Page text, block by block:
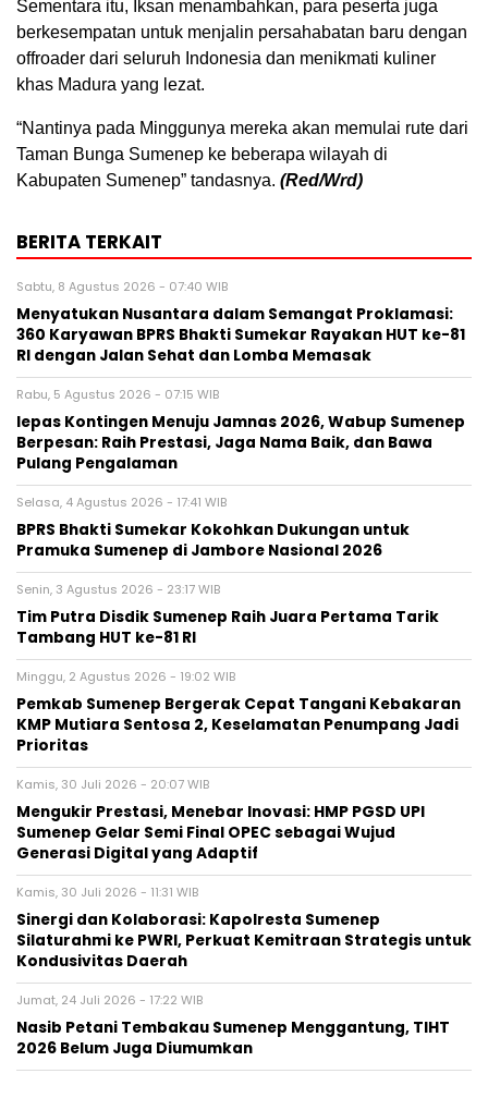
Sementara itu, Iksan menambahkan, para peserta juga
berkesempatan untuk menjalin persahabatan baru dengan
offroader dari seluruh Indonesia dan menikmati kuliner
khas Madura yang lezat.
“Nantinya pada Minggunya mereka akan memulai rute dari
Taman Bunga Sumenep ke beberapa wilayah di
Kabupaten Sumenep” tandasnya. (Red/Wrd)
BERITA TERKAIT
Sabtu, 8 Agustus 2026 - 07:40 WIB
Menyatukan Nusantara dalam Semangat Proklamasi:
360 Karyawan BPRS Bhakti Sumekar Rayakan HUT ke-81
RI dengan Jalan Sehat dan Lomba Memasak
Rabu, 5 Agustus 2026 - 07:15 WIB
lepas Kontingen Menuju Jamnas 2026, Wabup Sumenep
Berpesan: Raih Prestasi, Jaga Nama Baik, dan Bawa
Pulang Pengalaman
Selasa, 4 Agustus 2026 - 17:41 WIB
BPRS Bhakti Sumekar Kokohkan Dukungan untuk
Pramuka Sumenep di Jambore Nasional 2026
Senin, 3 Agustus 2026 - 23:17 WIB
Tim Putra Disdik Sumenep Raih Juara Pertama Tarik
Tambang HUT ke-81 RI
Minggu, 2 Agustus 2026 - 19:02 WIB
Pemkab Sumenep Bergerak Cepat Tangani Kebakaran
KMP Mutiara Sentosa 2, Keselamatan Penumpang Jadi
Prioritas
Kamis, 30 Juli 2026 - 20:07 WIB
Mengukir Prestasi, Menebar Inovasi: HMP PGSD UPI
Sumenep Gelar Semi Final OPEC sebagai Wujud
Generasi Digital yang Adaptif
Kamis, 30 Juli 2026 - 11:31 WIB
Sinergi dan Kolaborasi: Kapolresta Sumenep
Silaturahmi ke PWRI, Perkuat Kemitraan Strategis untuk
Kondusivitas Daerah
Jumat, 24 Juli 2026 - 17:22 WIB
Nasib Petani Tembakau Sumenep Menggantung, TIHT
2026 Belum Juga Diumumkan